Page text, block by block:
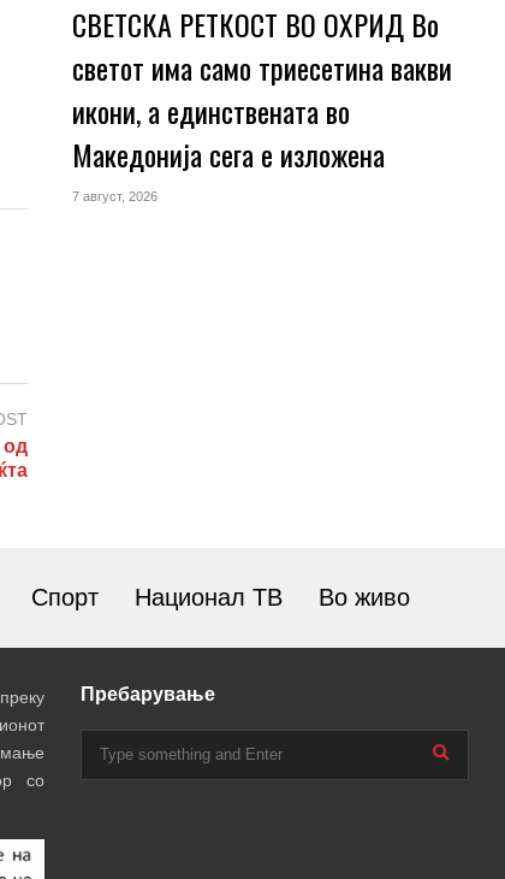
СВЕТСКА РЕТКОСТ ВО ОХРИД Во
светот има само триесетина вакви
икони, а единствената во
Македонија сега е изложена
7 август, 2026
Спорт Национал ТВ Во живо
со
Пребарување